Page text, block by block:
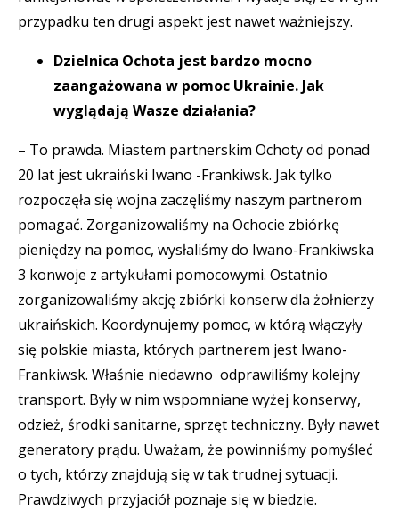
przypadku ten drugi aspekt jest nawet ważniejszy.
Dzielnica Ochota jest bardzo mocno
zaangażowana w pomoc Ukrainie. Jak
wyglądają Wasze działania?
– To prawda. Miastem partnerskim Ochoty od ponad
20 lat jest ukraiński Iwano -Frankiwsk. Jak tylko
rozpoczęła się wojna zaczęliśmy naszym partnerom
pomagać. Zorganizowaliśmy na Ochocie zbiórkę
pieniędzy na pomoc, wysłaliśmy do Iwano-Frankiwska
3 konwoje z artykułami pomocowymi. Ostatnio
zorganizowaliśmy akcję zbiórki konserw dla żołnierzy
ukraińskich. Koordynujemy pomoc, w którą włączyły
się polskie miasta, których partnerem jest Iwano-
Frankiwsk. Właśnie niedawno odprawiliśmy kolejny
transport. Były w nim wspomniane wyżej konserwy,
odzież, środki sanitarne, sprzęt techniczny. Były nawet
generatory prądu. Uważam, że powinniśmy pomyśleć
o tych, którzy znajdują się w tak trudnej sytuacji.
Prawdziwych przyjaciół poznaje się w biedzie.